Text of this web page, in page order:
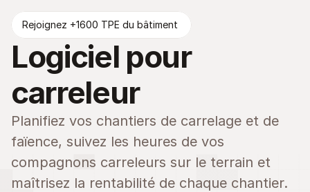
Rejoignez +1600 TPE du bâtiment
Logiciel pour
carreleur
Planifiez vos chantiers de carrelage et de
faïence, suivez les heures de vos
compagnons carreleurs sur le terrain et
maîtrisez la rentabilité de chaque chantier.